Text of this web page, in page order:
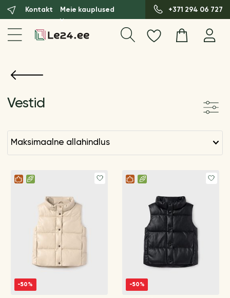
Kontakt Meie kauplused +371 294 06 727
Vestid
maksimaalne allahindlus
-50% -50%